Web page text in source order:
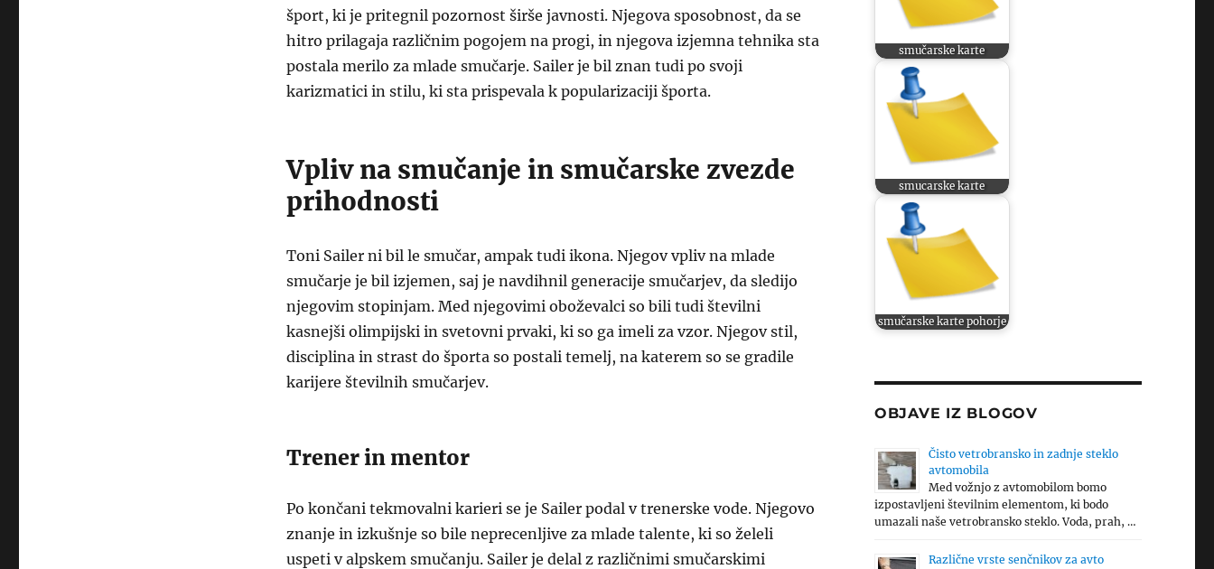
šport, ki je pritegnil pozornost širše javnosti. Njegova sposobnost, da se
hitro prilagaja različnim pogojem na progi, in njegova izjemna tehnika sta
postala merilo za mlade smučarje. Sailer je bil znan tudi po svoji
karizmatici in stilu, ki sta prispevala k popularizaciji športa.
Vpliv na smučanje in smučarske zvezde
prihodnosti
Toni Sailer ni bil le smučar, ampak tudi ikona. Njegov vpliv na mlade
smučarje je bil izjemen, saj je navdihnil generacije smučarjev, da sledijo
njegovim stopinjam. Med njegovimi oboževalci so bili tudi številni
kasnejši olimpijski in svetovni prvaki, ki so ga imeli za vzor. Njegov stil,
disciplina in strast do športa so postali temelj, na katerem so se gradile
karijere številnih smučarjev.
Trener in mentor
Po končani tekmovalni karieri se je Sailer podal v trenerske vode. Njegovo
znanje in izkušnje so bile neprecenljive za mlade talente, ki so želeli
uspeti v alpskem smučanju. Sailer je delal z različnimi smučarskimi
smučarske karte
smucarske karte
smučarske karte pohorje
OBJAVE IZ BLOGOV
Čisto vetrobransko in zadnje steklo
avtomobila
Med vožnjo z avtomobilom bomo
izpostavljeni številnim elementom, ki bodo
umazali naše vetrobransko steklo. Voda, prah, …
Različne vrste senčnikov za avto